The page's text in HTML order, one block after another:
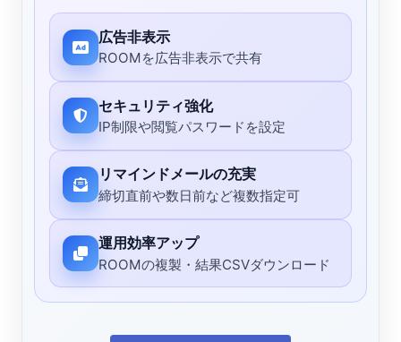
広告非表示
ROOMを広告非表示で共有
セキュリティ強化
IP制限や閲覧パスワードを設定
リマインドメールの充実
締切直前や数日前など複数指定可
運用効率アップ
ROOMの複製・結果CSVダウンロード